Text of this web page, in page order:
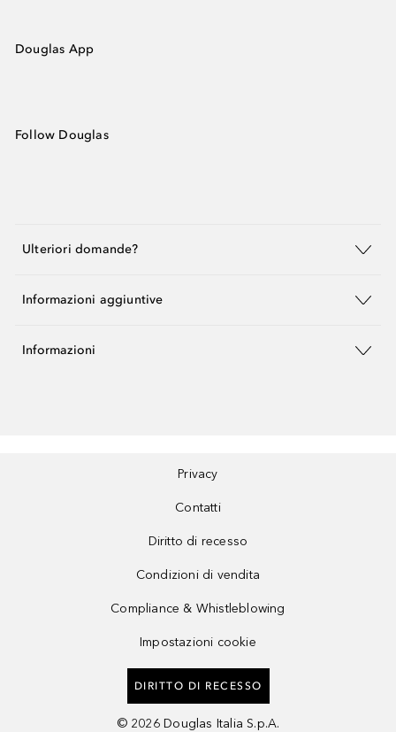
Douglas App
Follow Douglas
Ulteriori domande?
Informazioni aggiuntive
Informazioni
Privacy
Contatti
Diritto di recesso
Condizioni di vendita
Compliance & Whistleblowing
Impostazioni cookie
DIRITTO DI RECESSO
© 2026 Douglas Italia S.p.A.